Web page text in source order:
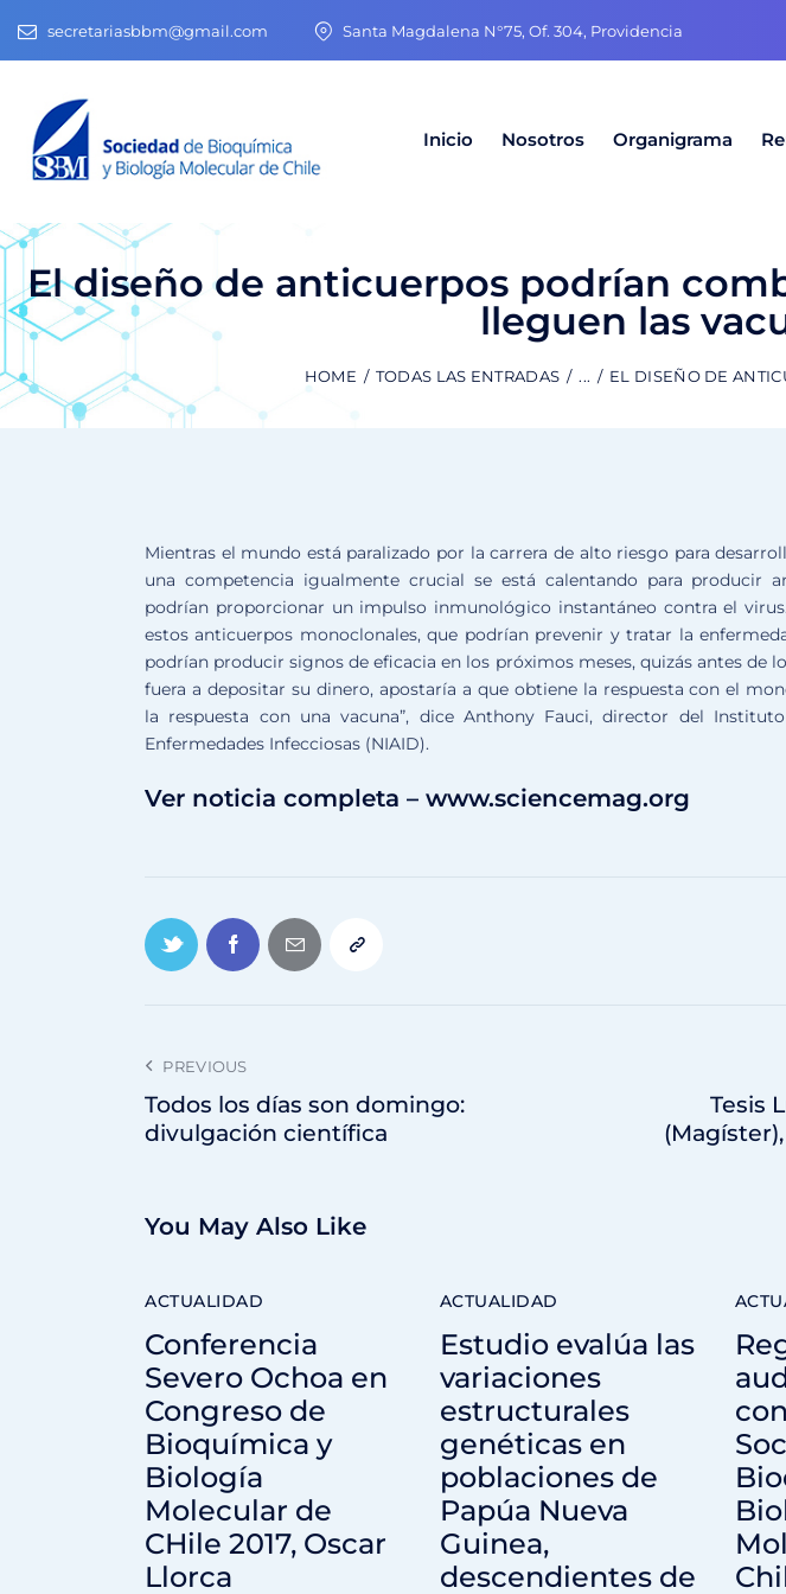
secretariasbbm@gmail.com Santa Magdalena N°75, Of. 304, Providencia
Inicio Nosotros Organigrama
El diseño de anticuerpos podrían
lleguen las
HOME TODAS LAS ENTRADAS ... EL DISEÑO DE
Mientras el mundo está paralizado por la carrera de alto riesgo para
una competencia igualmente crucial se está calentando para producir
podrían proporcionar un impulso inmunológico instantáneo contra el virus.
estos anticuerpos monoclonales, que podrían prevenir y tratar la
podrían producir signos de eficacia en los próximos meses, quizás antes de
fuera a depositar su dinero, apostaría a que obtiene la respuesta con el
la respuesta con una vacuna”, dice Anthony Fauci, director del
Enfermedades Infecciosas (NIAID).
Ver noticia completa – www.sciencemag.org
PREVIOUS
Todos los días son domingo:
divulgación científica
Tesis
You May Also Like
ACTUALIDAD
Conferencia
Severo Ochoa en
Congreso de
Bioquímica y
Biología
Molecular de
CHile 2017, Oscar
Llorca
ACTUALIDAD
Estudio evalúa las
variaciones
estructurales
genéticas en
poblaciones de
Papúa Nueva
Guinea,
descendientes de